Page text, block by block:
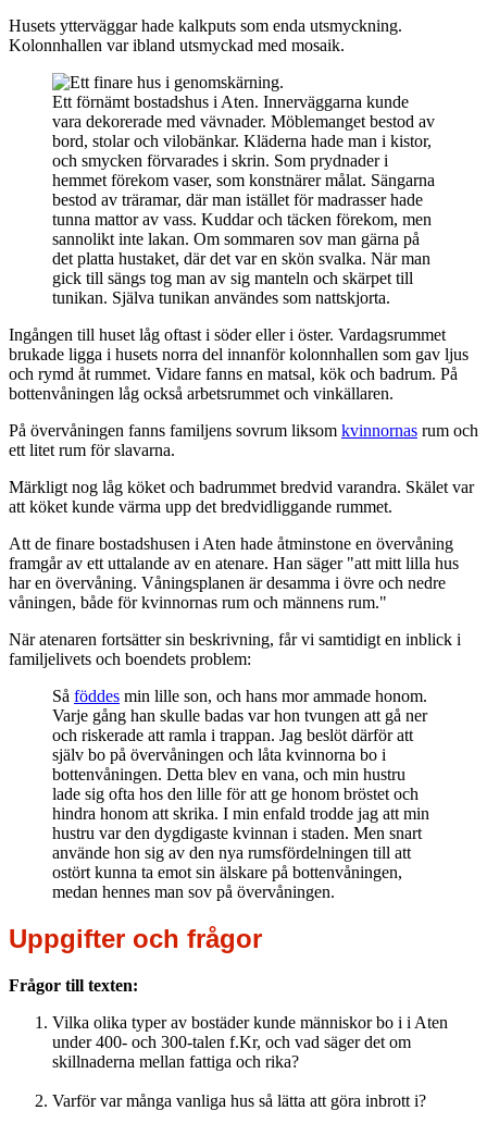
Husets ytterväggar hade kalkputs som enda utsmyckning.
Kolonnhallen var ibland utsmyckad med mosaik.
Ett förnämt bostadshus i Aten. Innerväggarna kunde
vara dekorerade med vävnader. Möblemanget bestod av
bord, stolar och vilobänkar. Kläderna hade man i kistor,
och smycken förvarades i skrin. Som prydnader i
hemmet förekom vaser, som konstnärer målat. Sängarna
bestod av träramar, där man istället för madrasser hade
tunna mattor av vass. Kuddar och täcken förekom, men
sannolikt inte lakan. Om sommaren sov man gärna på
det platta hustaket, där det var en skön svalka. När man
gick till sängs tog man av sig manteln och skärpet till
tunikan. Själva tunikan användes som nattskjorta.
Ingången till huset låg oftast i söder eller i öster. Vardagsrummet
brukade ligga i husets norra del innanför kolonnhallen som gav ljus
och rymd åt rummet. Vidare fanns en matsal, kök och badrum. På
bottenvåningen låg också arbetsrummet och vinkällaren.
På övervåningen fanns familjens sovrum liksom kvinnornas rum och
ett litet rum för slavarna.
Märkligt nog låg köket och badrummet bredvid varandra. Skälet var
att köket kunde värma upp det bredvidliggande rummet.
Att de finare bostadshusen i Aten hade åtminstone en övervåning
framgår av ett uttalande av en atenare. Han säger "att mitt lilla hus
har en övervåning. Våningsplanen är desamma i övre och nedre
våningen, både för kvinnornas rum och männens rum."
När atenaren fortsätter sin beskrivning, får vi samtidigt en inblick i
familjelivets och boendets problem:
Så föddes min lille son, och hans mor ammade honom.
Varje gång han skulle badas var hon tvungen att gå ner
och riskerade att ramla i trappan. Jag beslöt därför att
själv bo på övervåningen och låta kvinnorna bo i
bottenvåningen. Detta blev en vana, och min hustru
lade sig ofta hos den lille för att ge honom bröstet och
hindra honom att skrika. I min enfald trodde jag att min
hustru var den dygdigaste kvinnan i staden. Men snart
använde hon sig av den nya rumsfördelningen till att
ostört kunna ta emot sin älskare på bottenvåningen,
medan hennes man sov på övervåningen.
Uppgifter och frågor
Frågor till texten:
Vilka olika typer av bostäder kunde människor bo i i Aten
under 400- och 300-talen f.Kr, och vad säger det om
skillnaderna mellan fattiga och rika?
Varför var många vanliga hus så lätta att göra inbrott i?